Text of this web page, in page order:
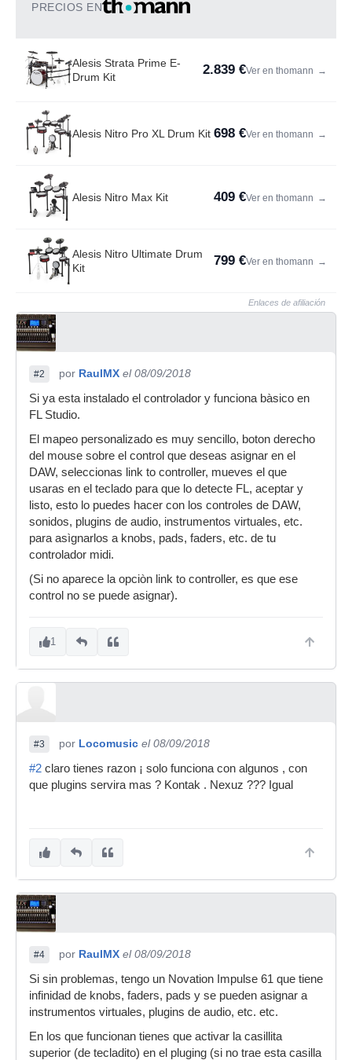
PRECIOS EN
Alesis Strata Prime E-
Drum Kit
2.839 €Ver en thomann →
Alesis Nitro Pro XL Drum Kit 698 €Ver en thomann →
Alesis Nitro Max Kit 409 €Ver en thomann →
Alesis Nitro Ultimate Drum
Kit
799 €Ver en thomann →
Enlaces de afiliación
#2 por RaulMX el 08/09/2018
Si ya esta instalado el controlador y funciona bàsico en
FL Studio.
El mapeo personalizado es muy sencillo, boton derecho
del mouse sobre el control que deseas asignar en el
DAW, seleccionas link to controller, mueves el que
usaras en el teclado para que lo detecte FL, aceptar y
listo, esto lo puedes hacer con los controles de DAW,
sonidos, plugins de audio, instrumentos virtuales, etc.
para asìgnarlos a knobs, pads, faders, etc. de tu
controlador midi.
(Si no aparece la opciòn link to controller, es que ese
control no se puede asignar).
1
#3 por Locomusic el 08/09/2018
#2 claro tienes razon ¡ solo funciona con algunos , con
que plugins servira mas ? Kontak . Nexuz ??? Igual
#4 por RaulMX el 08/09/2018
Si sin problemas, tengo un Novation Impulse 61 que tiene
infinidad de knobs, faders, pads y se pueden asignar a
instrumentos virtuales, plugins de audio, etc. etc.
En los que funcionan tienes que activar la casillita
superior (de tecladito) en el pluging (si no trae esta casilla